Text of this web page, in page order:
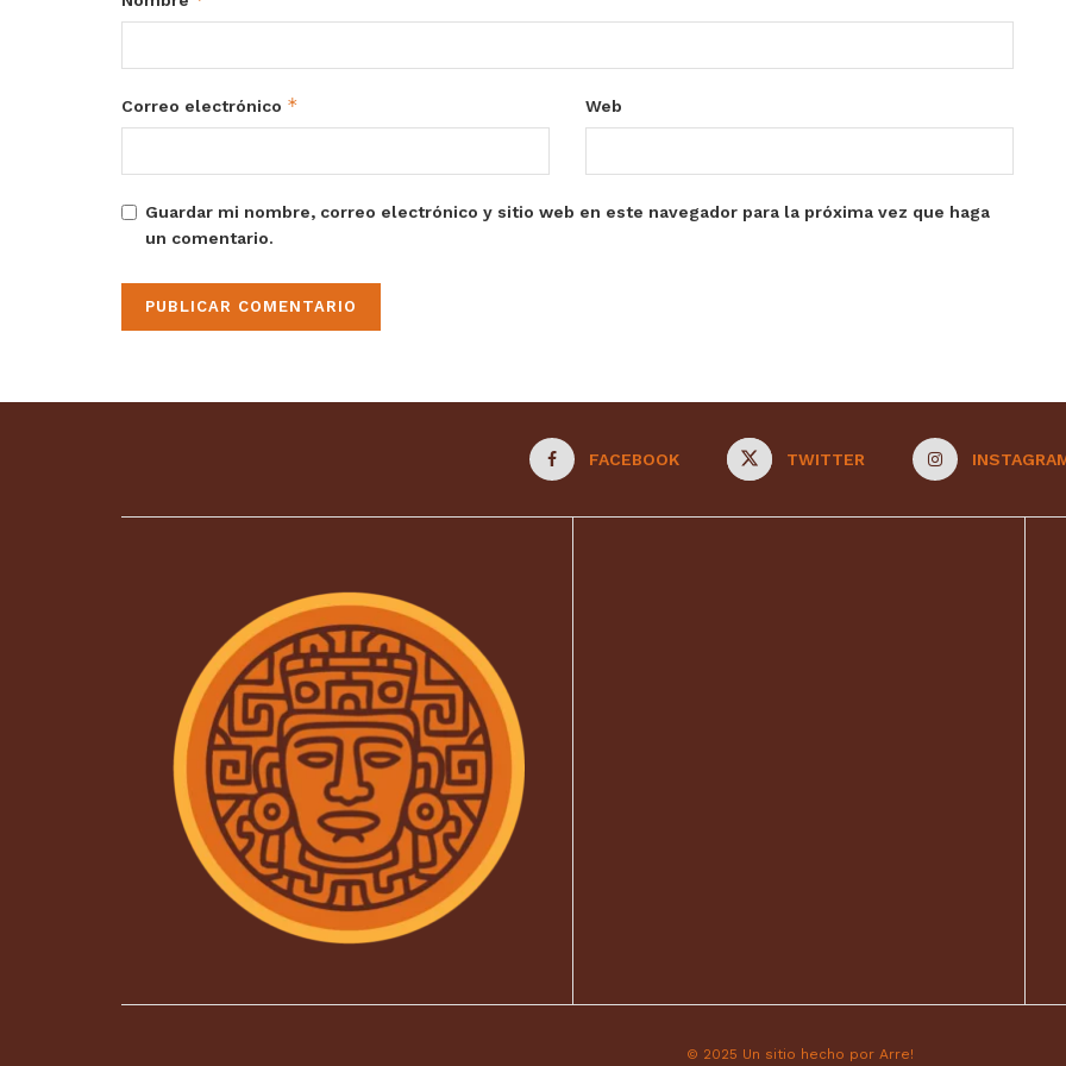
Correo electrónico * Web
Guardar mi nombre, correo electrónico y sitio web en este navegador para la próxima vez que haga
un comentario.
FACEBOOK TWITTER
© 2025 Un sitio hecho por Arre!